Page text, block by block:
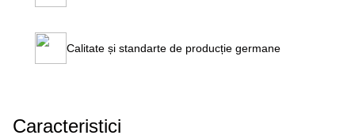
Calitate și standarte de producție germane
Caracteristici